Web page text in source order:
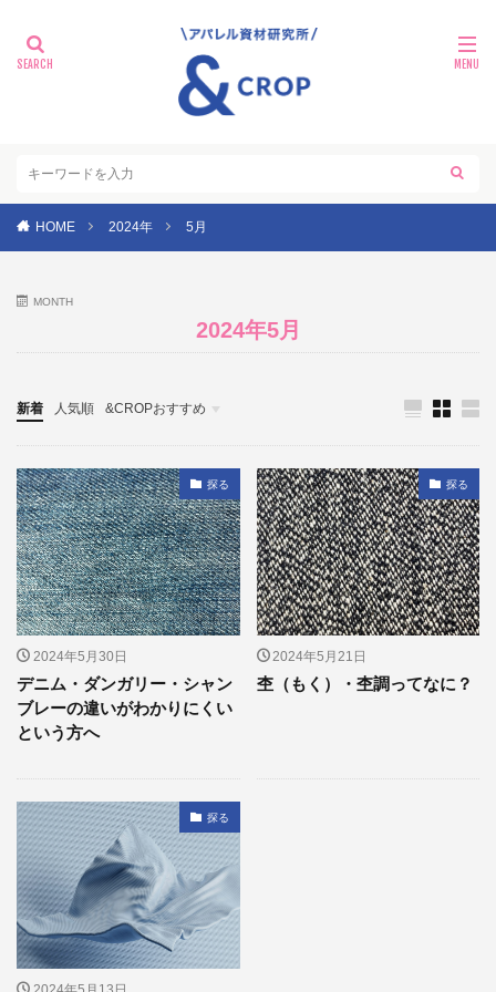
HOME 2024年 5月
MONTH
2024年5月
新着 人気順 &CROPおすすめ
探る
探る
2024年5月30日
デニム・ダンガリー・シャン
ブレーの違いがわかりにくい
という方へ
探る
2024年5月21日
杢（もく）・杢調ってなに？
探る